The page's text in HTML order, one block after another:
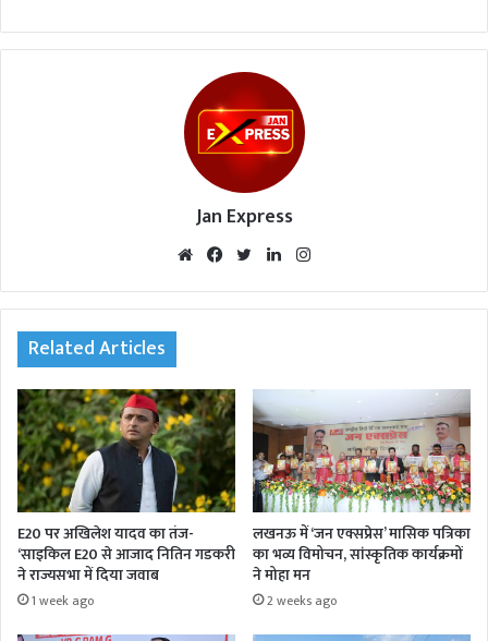
Jan Express
We
te
Fac
oo
Twi
r
Lin
In am
Related Articles
E20 पर अखिलेश यादव का तंज-
‘साइकिल E20 से आजाद नितिन गडकरी
ने राज्यसभा में दिया जवाब
1 week ago
लखनऊ में ‘जन एक्सप्रेस’ मासिक पत्रिका
का भव्य विमोचन, सांस्कृतिक कार्यक्रमों
ने मोहा मन
2 weeks ago